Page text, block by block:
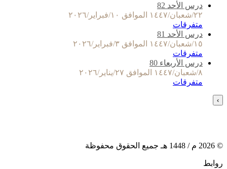
درس الأحد 82
٢٢/شعبان/١٤٤٧ الموافق ١٠/فبراير/٢٠٢٦
متفرقات
درس الأحد 81
١٥/شعبان/١٤٤٧ الموافق ٣/فبراير/٢٠٢٦
متفرقات
درس الأربعاء 80
٨/شعبان/١٤٤٧ الموافق ٢٧/يناير/٢٠٢٦
متفرقات
›
©
2026 م / 1448 هـ جميع الحقوق محفوظة
روابط